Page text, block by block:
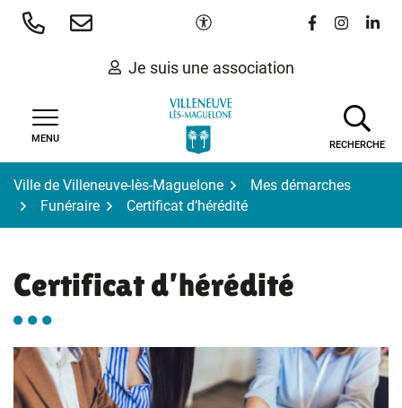
Aller
Paramètres d'accessibilité
Lien vers le
Lien vers
Lien
Je suis une association
MENU
RECHERCHE
Ville de Villeneuve-lès-Maguelone
Mes démarches
Funéraire
Certificat d’hérédité
Certificat d’hérédité